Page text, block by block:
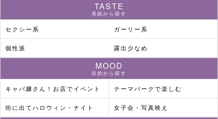
TASTE
系統から探す
セクシー系 ガーリー系
個性派 露出少なめ
MOOD
目的から探す
キャバ嬢さん！お店でイベント テーマパークで楽しむ
街に出てハロウィン・ナイト 女子会・写真映え